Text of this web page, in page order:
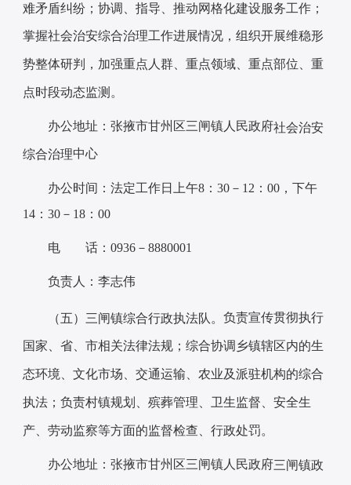
难矛盾纠纷；协调、指导、推动网格化建设服务工作；
掌握社会治安综合治理工作进展情况，组织开展维稳形
势整体研判，加强重点人群、重点领域、重点部位、重
点时段动态监测。
办公地址：张掖市甘州区三闸镇人民政府社会治安
综合治理中心
办公时间：法定工作日上午8：30－12：00，下午
14：30－18：00
电 话：0936－8880001
负责人：李志伟
（五） 三闸镇综合行政执法队。 负责宣传贯彻执行
国家、省、市相关法律法规；综合协调乡镇辖区内的生
态环境、文化市场、交通运输、农业及派驻机构的综合
执法；负责村镇规划、殡葬管理、卫生监督、安全生
产、劳动监察等方面的监督检查、行政处罚。
办公地址：张掖市甘州区三闸镇人民政府三闸镇政